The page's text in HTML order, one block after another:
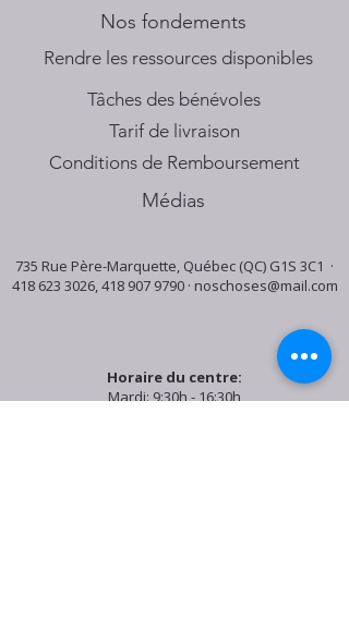
Nos fondements
​Rendre les ressources disponibles
Tâches des bénévoles
Tarif de livraison
Conditions de Remboursement
Médias
735 Rue Père-Marquette, Québec (QC) G1S 3C1 ·
418 623 3026,418 907 9790· noschoses@mail.com
Horaire du centre:
Mardi: 9:30h - 16:30h